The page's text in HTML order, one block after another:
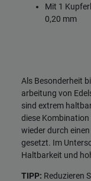
Mit 1
0,20 mm
Als Besonderheit
arbeitung von
sind extrem
diese
wieder durch
gesetzt. Im
Haltbarkeit und
TIPP: Reduzieren